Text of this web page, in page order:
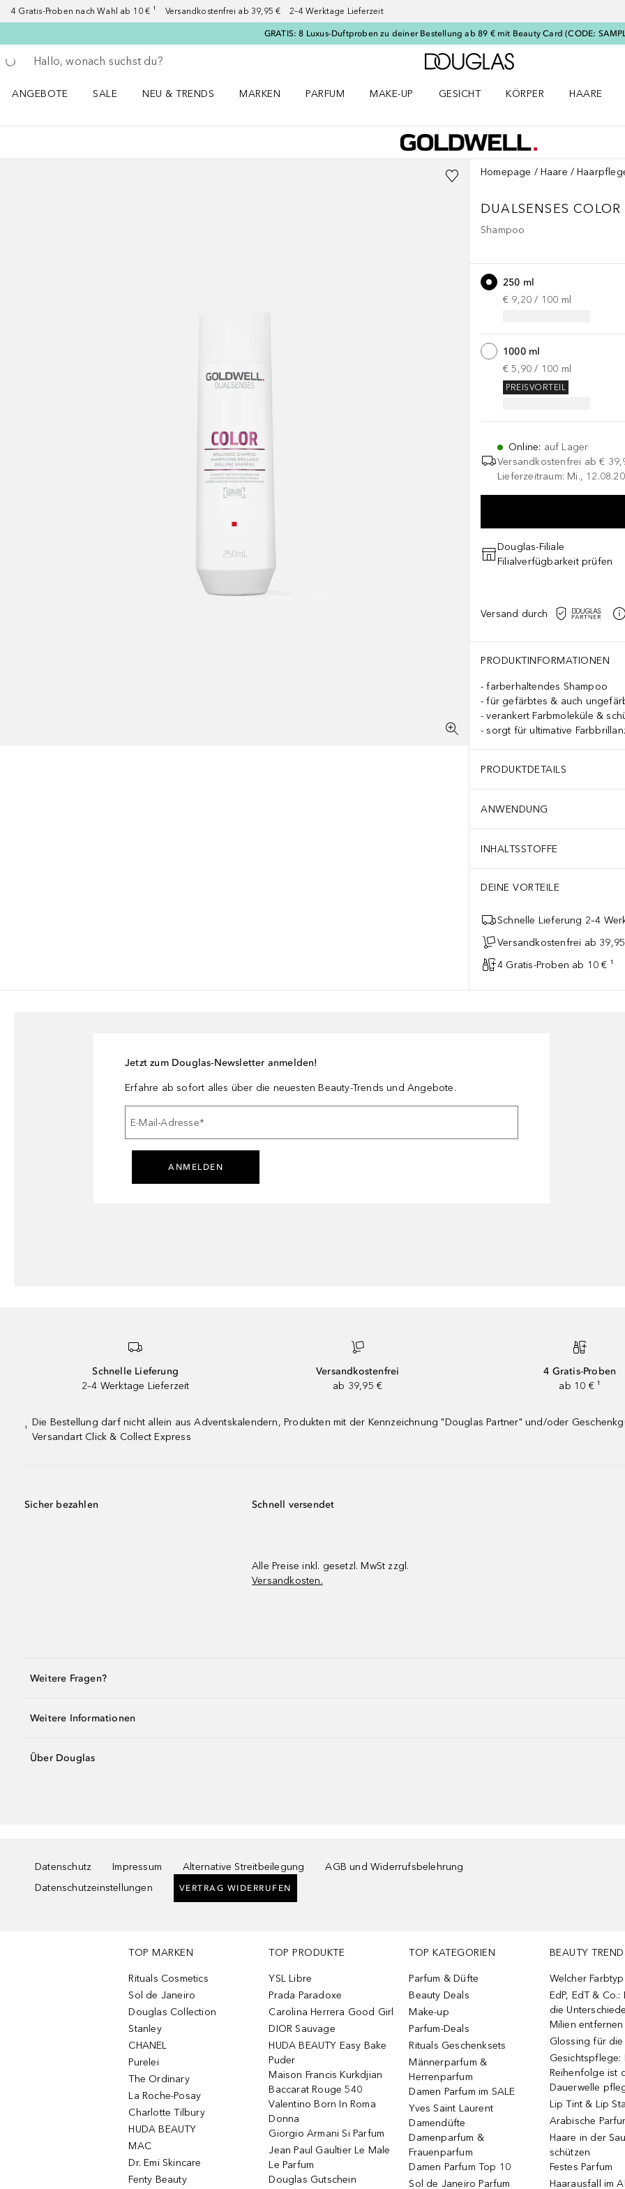
4 Gratis-Proben nach Wahl ab 10 € ¹ Versandkostenfrei ab 39,95 € 2–4 Werktage Lieferzeit
GRATIS: 8 Luxus-Duftproben zu deiner Bestellung ab 89 € mit Beauty Card (CODE:
Gehe zurück
Suche ausführen
Zur Douglas Startseite
ANGEBOTE
SALE
NEU & TRENDS
MARKEN
PARFUM
MAKE-UP
GESICHT
KÖRPER
HAARE
Homepage Haare
DUALSENSES
Shampoo
250 ml
€ 9,20 / 100 ml
1000 ml
€ 5,90 / 100 ml
PREISVORTEIL
Online: auf Lager
Versandkostenfrei ab €
Lieferzeitraum: Mi.,
Douglas-Filiale
Filialverfügbarkeit prüfen
Versand durch
PRODUKTINFORMATIONEN
farberhaltendes Shampoo
für gefärbtes & auch
verankert Farbmoleküle &
sorgt für ultimative
PRODUKTDETAILS
ANWENDUNG
INHALTSSTOFFE
DEINE VORTEILE
Schnelle Lieferung 2–4
Versandkostenfrei ab
4 Gratis-Proben ab 10 € ¹
Jetzt zum Douglas-Newsletter anmelden!
Erfahre ab sofort alles über die neuesten Beauty-Trends und Angebote.
E-Mail-Adresse*
ANMELDEN
Schnelle Lieferung
2–4 Werktage Lieferzeit
Versandkostenfrei
ab 39,95 €
4 Gratis-Proben
ab 10 € ¹
¹
Die Bestellung darf nicht allein aus Adventskalendern, Produkten mit der Kennzeichnung "Douglas Partner" und/oder
Versandart Click & Collect Express
Sicher bezahlen Schnell versendet
Alle Preise inkl. gesetzl. MwSt zzgl.
Versandkosten.
Weitere Fragen?
Weitere Informationen
Über Douglas
Datenschutz Impressum Alternative Streitbeilegung
AGB und Widerrufsbelehrung
Datenschutzeinstellungen
VERTRAG WIDERRUFEN
TOP MARKEN
Rituals Cosmetics
Sol de Janeiro
Douglas Collection
Stanley
CHANEL
Purelei
The Ordinary
La Roche-Posay
Charlotte Tilbury
HUDA BEAUTY
MAC
Dr. Emi Skincare
Fenty Beauty
TOP PRODUKTE
YSL Libre
Prada Paradoxe
Carolina Herrera Good Girl
DIOR Sauvage
HUDA BEAUTY Easy Bake
Puder
Maison Francis Kurkdjian
Baccarat Rouge 540
Valentino Born In Roma
Donna
Giorgio Armani Si Parfum
Jean Paul Gaultier Le Male
Le Parfum
Douglas Gutschein
TOP KATEGORIEN
Parfum & Düfte
Beauty Deals
Make-up
Parfum-Deals
Rituals Geschenksets
Männerparfum &
Herrenparfum
Damen Parfum im SALE
Yves Saint Laurent
Damendüfte
Damenparfum &
Frauenparfum
Damen Parfum Top 10
Sol de Janeiro Parfum
BEAUTY
Welcher
EdP, EdT &
die
Milien entfernen
Glossing für die
Gesichtspflege:
Reihenfolge ist
Dauerwelle
Lip Tint & Lip
Arabische
Haare in der
schützen
Festes Parfum
Haarausfall im